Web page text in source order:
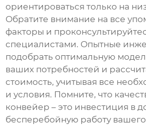
ориентироваться только на
Обратите внимание на все
факторы и
специалистами. Опытные
подобрать оптимальную
ваших потребностей и
стоимость, учитывая все
и условия. Помните, что
конвейер – это инвестиция в
бесперебойную работу